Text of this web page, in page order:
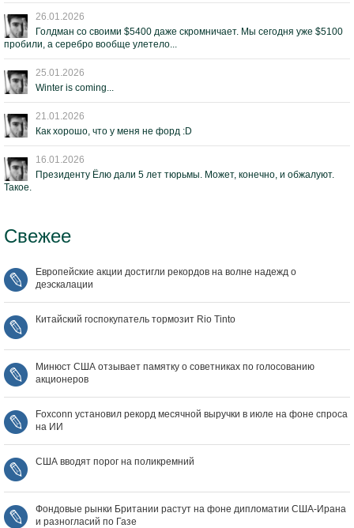
26.01.2026
Голдман со своими $5400 даже скромничает. Мы сегодня уже $5100
пробили, а серебро вообще улетело...
25.01.2026
Winter is coming...
21.01.2026
Как хорошо, что у меня не форд :D
16.01.2026
Президенту Ёлю дали 5 лет тюрьмы. Может, конечно, и обжалуют.
Такое.
Свежее
Европейские акции достигли рекордов на волне надежд о
деэскалации
Китайский госпокупатель тормозит Rio Tinto
Минюст США отзывает памятку о советниках по голосованию
акционеров
Foxconn установил рекорд месячной выручки в июле на фоне спроса
на ИИ
США вводят порог на поликремний
Фондовые рынки Британии растут на фоне дипломатии США‑Ирана
и разногласий по Газе